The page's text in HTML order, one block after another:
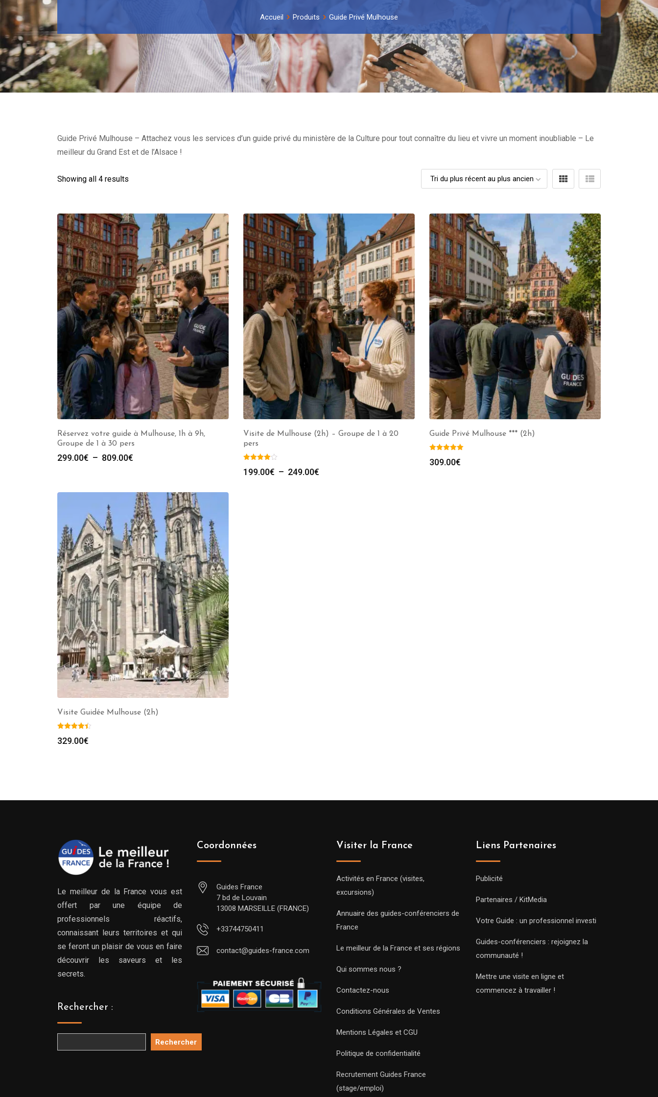
Accueil Produits Guide Privé Mulhouse
Guide Privé Mulhouse – Attachez vous les services d’un guide privé du ministère de la Culture pour tout connaître du lieu et vivre un moment inoubliable – Le
meilleur du Grand Est et de l’Alsace !
Showing all 4 results
Réservez votre guide à Mulhouse, 1h à 9h,
Groupe de 1 à 30 pers
299.00€ – 809.00€
299.00€
à
809.00€
Visite de Mulhouse (2h) – Groupe de 1 à 20
pers
199.00€ – 249.00€
Guide Privé Mulhouse *** (2h)
309.00€
Visite Guidée Mulhouse (2h)
329.00€
Le meilleur de la France vous est
offert par une équipe de
professionnels réactifs,
connaissant leurs territoires et qui
se feront un plaisir de vous en faire
découvrir les saveurs et les
secrets.
Rechercher :
Rechercher
Coordonnées
Guides France
7 bd de Louvain
13008 MARSEILLE (FRANCE)
+33744750411
contact@guides-france.com
Visiter la France
Activités en France (visites,
excursions)
Annuaire des guides-conférenciers de
France
Le meilleur de la France et ses régions
Qui sommes nous ?
Contactez-nous
Conditions Générales de Ventes
Mentions Légales et CGU
Politique de confidentialité
Recrutement Guides France
(stage/emploi)
Liens Partenaires
Publicité
Partenaires / KitMedia
Votre Guide : un professionnel investi
Guides-conférenciers : rejoignez la
communauté !
Mettre une visite en ligne et
commencez à travailler !